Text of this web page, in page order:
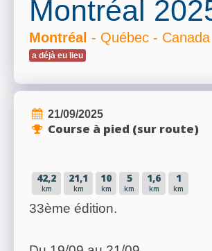
Montréal
Montréal - Québec - Canada
a déjà eu lieu
21/09/2025
Course à pied (sur route)
42,2
km
21,1
km
10
km
5
km
1,6
km
1
km
33ème édition.